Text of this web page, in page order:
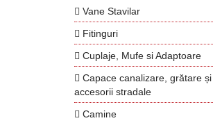
Vane Stavilar
Fitinguri
Cuplaje, Mufe si Adaptoare
Capace canalizare, grătare și
accesorii stradale
Camine